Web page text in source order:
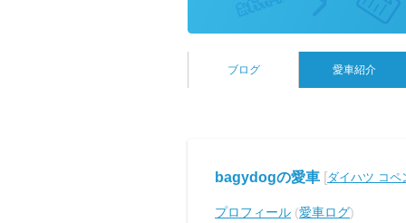
ブログ 愛車紹介
bagydogの愛車 [ダイハツ コペ
プロフィール (愛車ログ)